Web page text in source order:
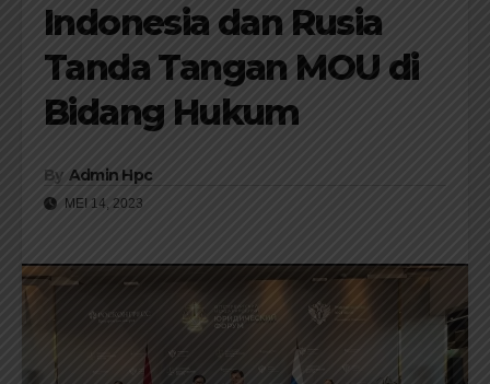
Indonesia dan Rusia
Tanda Tangan MOU di
Bidang Hukum
By Admin Hpc
MEI 14, 2023